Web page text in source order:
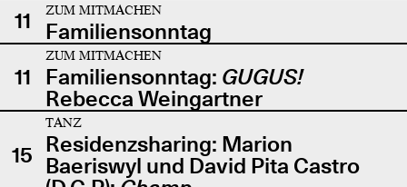
11
ZUM MITMACHEN
Familiensonntag
11
ZUM MITMACHEN
Familiensonntag: GUGUS!
Rebecca Weingartner
15
TANZ
Residenzsharing: Marion
Baeriswyl und David Pita Castro